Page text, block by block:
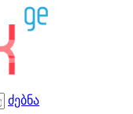
ძებნა